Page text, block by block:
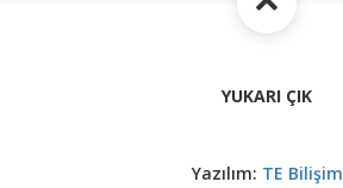
YUKARI ÇIK
Yazılım: TE Bilişim